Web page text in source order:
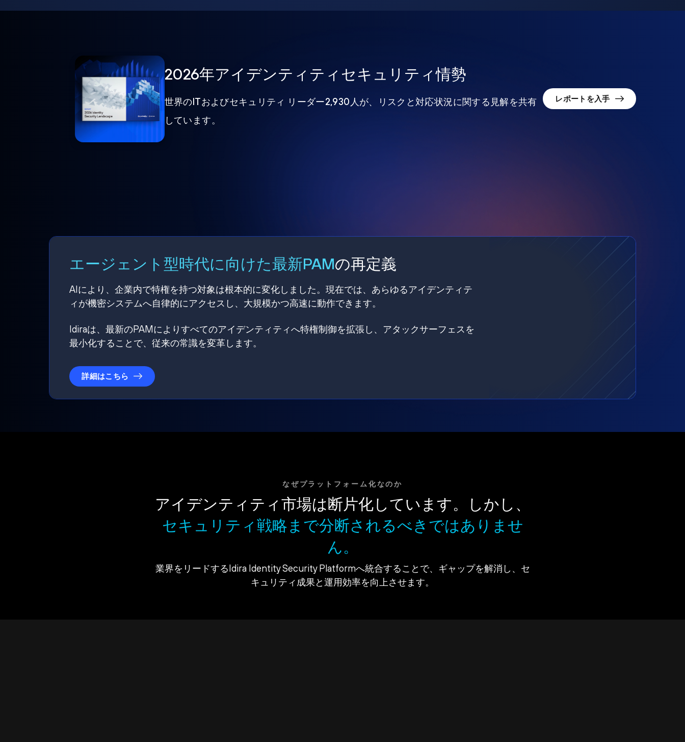
2026年アイデンティティセキュリティ情勢
世界のITおよびセキュリティ リーダー2,930人が、リスクと対応状況に関する見解を共有
しています。
レポートを入手
エージェント型時代に向けた最新PAMの再定義
AIにより、企業内で特権を持つ対象は根本的に変化しました。現在では、あらゆるアイデンティテ
ィが機密システムへ自律的にアクセスし、大規模かつ高速に動作できます。
Idiraは、最新のPAMによりすべてのアイデンティティへ特権制御を拡張し、アタックサーフェスを
最小化することで、従来の常識を変革します。
詳細はこちら
なぜプラットフォーム化なのか
アイデンティティ市場は断片化しています。しかし、
セキュリティ戦略まで分断されるべきではありませ
ん。
業界をリードするIdira Identity Security Platformへ統合することで、ギャップを解消し、セ
キュリティ成果と運用効率を向上させます。